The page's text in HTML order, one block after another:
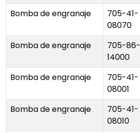
Bomba de engranaje
705-41-
08070
Bomba de engranaje
705-86-
14000
Bomba de engranaje
705-41-
08001
Bomba de engranaje
705-41-
08010